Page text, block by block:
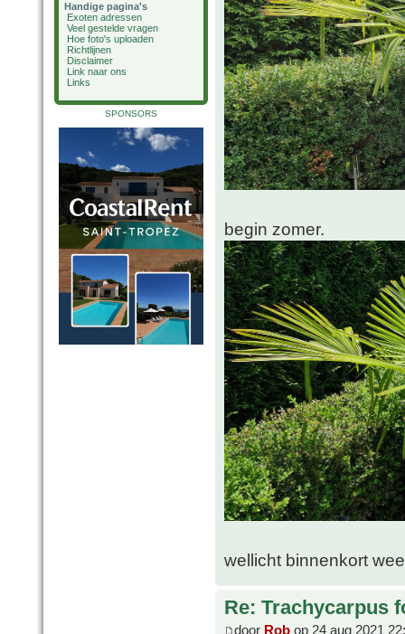
Handige pagina's
Exoten adressen
Veel gestelde vragen
Hoe foto's uploaden
Richtlijnen
Disclaimer
Link naar ons
Links
SPONSORS
begin zomer.
wellicht binnenkort
Re: Trachycarpus
door Rob op 24 aug 2021